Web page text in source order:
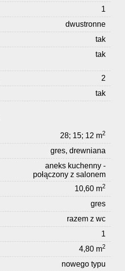
1
dwustronne
tak
tak
2
tak
28; 15; 12 m2
gres, drewniana
aneks kuchenny -
połączony z salonem
10,60 m2
gres
razem z wc
1
4,80 m2
nowego typu